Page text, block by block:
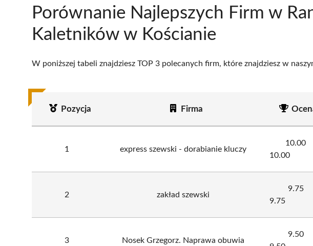
Porównanie Najlepszych Firm w
Kaletników w Kościanie
W poniższej tabeli znajdziesz TOP 3 polecanych firm, które znajdziesz w
Pozycja Firma
1 express szewski - dorabianie kluczy
10.00
10.00
2 zakład szewski
9.75
9.75
3 Nosek Grzegorz. Naprawa obuwia
9.50